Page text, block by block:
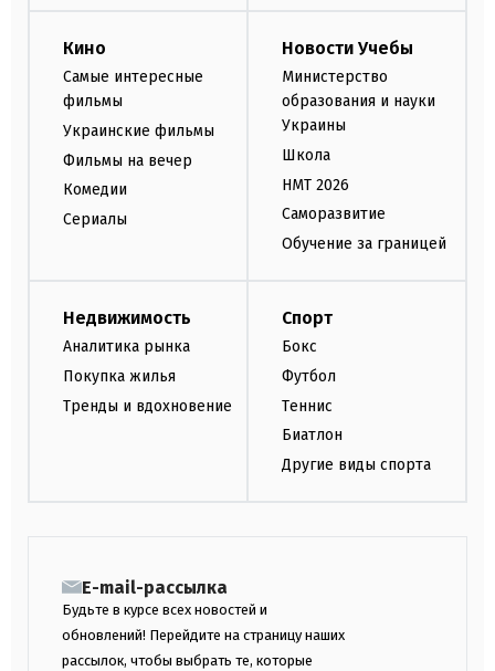
Кино
Самые интересные
фильмы
Украинские фильмы
Фильмы на вечер
Комедии
Сериалы
Новости Учебы
Министерство
образования и науки
Украины
Школа
НМТ 2026
Саморазвитие
Обучение за границей
Недвижимость
Аналитика рынка
Покупка жилья
Тренды и вдохновение
Спорт
Бокс
Футбол
Теннис
Биатлон
Другие виды спорта
E-mail-рассылка
Будьте в курсе всех новостей и
обновлений! Перейдите на страницу наших
рассылок, чтобы выбрать те, которые